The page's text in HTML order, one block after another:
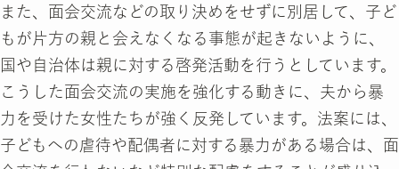
また、面会交流などの取り決めをせずに別居して、子ど
もが片方の親と会えなくなる事態が起きないように、
国や自治体は親に対する啓発活動を行うとしています。
こうした面会交流の実施を強化する動きに、夫から暴
力を受けた女性たちが強く反発しています。法案には、
子どもへの虐待や配偶者に対する暴力がある場合は、面